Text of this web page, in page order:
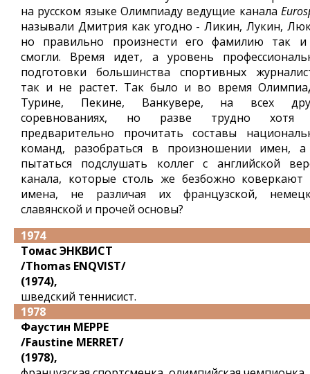
на русском языке Олимпиаду ведущие канала
называли Дмитрия как угодно - Ликин, Лукин,
но правильно произнести его фамилию так
смогли. Время идет, а уровень
подготовки большинства спортивных
так и не растет. Так было и во время
Турине, Пекине, Ванкувере, на всех
соревнованиях, но разве трудно хотя
предварительно прочитать составы
команд, разобраться в произношении имен,
пытаться подслушать коллег с английской
канала, которые столь же безбожно коверкают
имена, не различая их французской,
славянской и прочей основы?
1974
Томас ЭНКВИСТ
/Thomas ENQVIST/
(1974),
шведский теннисист.
1978
Фаустин МЕРРЕ
/Faustine MERRET/
(1978),